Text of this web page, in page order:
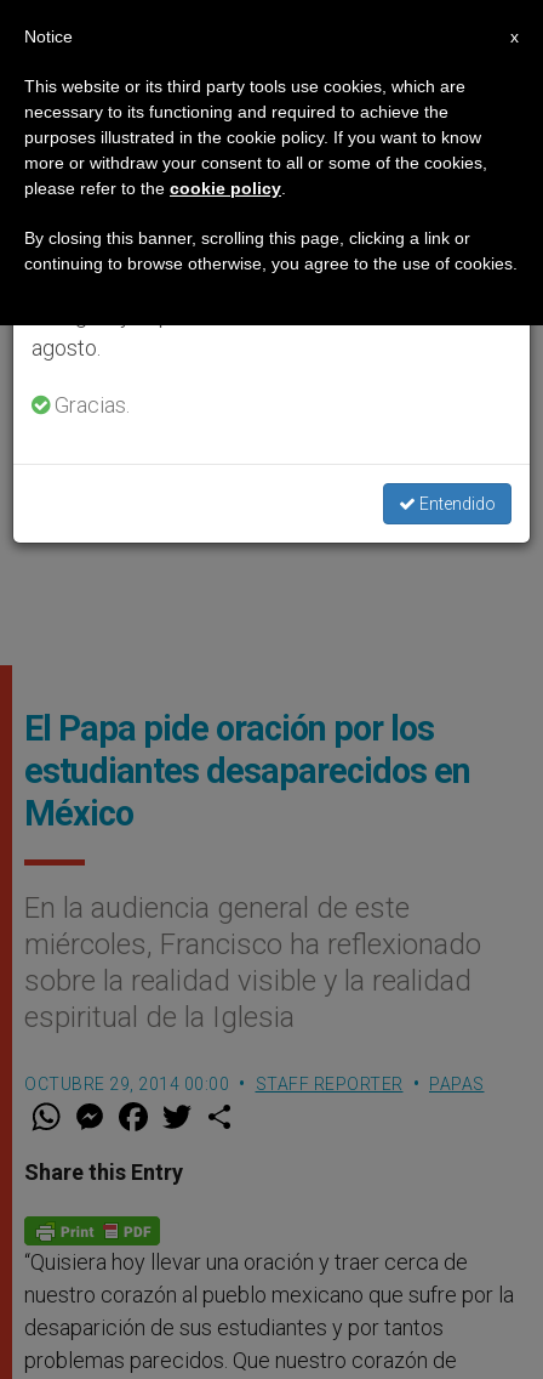
El Papa pide oración por los
estudiantes desaparecidos en
México
En la audiencia general de este
miércoles, Francisco ha reflexionado
sobre la realidad visible y la realidad
espiritual de la Iglesia
OCTUBRE 29, 2014 00:00 STAFF REPORTER PAPAS
W
t
s
p
p
M
e
s
e
g
e
r
F
a
e
b
o
k
w
Share this Entry
“Quisiera hoy llevar una oración y traer cerca de
nuestro corazón al pueblo mexicano que sufre por la
desaparición de sus estudiantes y por tantos
problemas parecidos. Que nuestro corazón de
×
Aviso importante
Del 27 de julio al 7 de agosto haremos la pausa
anual, aprovechando que en el periodo de verano
se generan menos informaciones y también el
agosto.
Gracias.
Entendido
x
Notice
This website or its third party tools use cookies, which are
necessary to its functioning and required to achieve the
purposes illustrated in the cookie policy. If you want to know
more or withdraw your consent to all or some of the cookies,
please refer to the cookie policy
By closing this banner, scrolling this page, clicking a link or
continuing to browse otherwise, you agree to the use of cookies.